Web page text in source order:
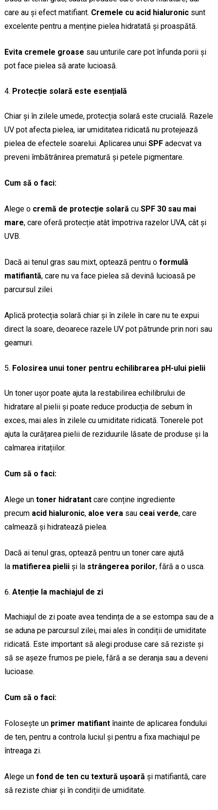
care au și efect matifiant. Cremele cu acid hialuronicsunt
excelente pentru a menține pielea hidratată și proaspătă.
Evita cremele groase sau unturile care pot înfunda porii și
pot face pielea să arate lucioasă.
Protecție solară este esențială
Chiar și în zilele umede, protecția solară este crucială. Razele
UV pot afecta pielea, iar umiditatea ridicată nu protejează
pielea de efectele soarelui. Aplicarea unui SPFadecvat va
preveni îmbătrânirea prematură și petele pigmentare.
Cum să o faci:
Alege o cremă de protecție solară cu SPF 30 sau mai
mare, care oferă protecție atât împotriva razelor UVA, cât și
UVB.
Dacă ai tenul gras sau mixt, optează pentru o formulă
matifiantă, care nu va face pielea să devină lucioasă pe
parcursul zilei.
Aplică protecția solară chiar și în zilele în care nu te expui
direct la soare, deoarece razele UV pot pătrunde prin nori sau
geamuri.
Folosirea unui toner pentru echilibrarea pH-ului pielii
Un toner ușor poate ajuta la restabilirea echilibrului de
hidratare al pielii și poate reduce producția de sebum în
exces, mai ales în zilele cu umiditate ridicată. Tonerele pot
ajuta la curățarea pielii de reziduurile lăsate de produse și la
calmarea iritațiilor.
Cum să o faci:
Alege un toner hidratantcare conține ingrediente
precum acid hialuronic, aloe verasau ceai verde, care
calmează și hidratează pielea.
Dacă ai tenul gras, optează pentru un toner care ajută
la matifierea pieliiși la strângerea porilor, fără a o usca.
Atenție la machiajul de zi
Machiajul de zi poate avea tendința de a se estompa sau de a
se aduna pe parcursul zilei, mai ales în condiții de umiditate
ridicată. Este important să alegi produse care să reziste și
să se așeze frumos pe piele, fără a se deranja sau a deveni
lucioase.
Cum să o faci:
Folosește un primer matifiantînainte de aplicarea fondului
de ten, pentru a controla luciul și pentru a fixa machiajul pe
întreaga zi.
Alege un fond de ten cu textură ușoară și matifiantă, care
să reziste chiar și în condiții de umiditate.